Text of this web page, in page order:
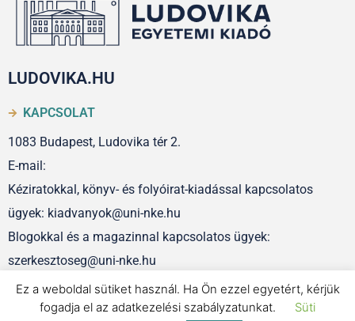
LUDOVIKA.HU
KAPCSOLAT
1083 Budapest, Ludovika tér 2.
E-mail:
Kéziratokkal, könyv- és folyóirat-kiadással kapcsolatos
ügyek: kiadvanyok@uni-nke.hu
Blogokkal és a magazinnal kapcsolatos ügyek:
szerkesztoseg@uni-nke.hu
Ez a weboldal sütiket használ. Ha Ön ezzel egyetért, kérjük
fogadja el az adatkezelési szabályzatunkat.
Süti